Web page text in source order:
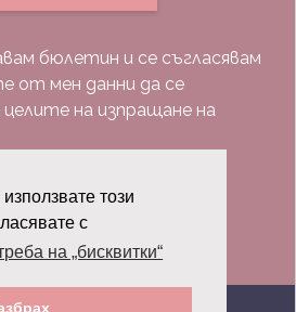
този
с
на „бисквитки“
бюлетин и се съгласявам
от мен данни да се
на изпращане на
ни: